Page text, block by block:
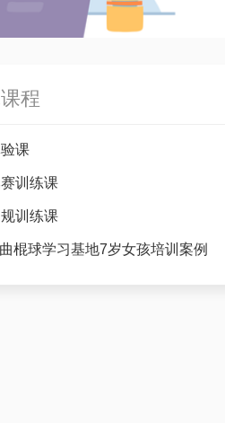
程
课
训练课
训练课
棍球学习基地7岁女孩培训案例